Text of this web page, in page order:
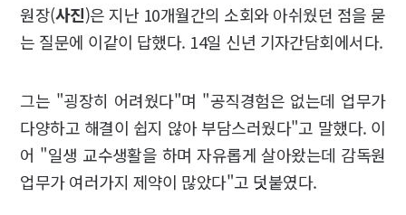
원장(사진)은 지난 10개월간의 소회와 아쉬웠던 점을 묻
는 질문에 이같이 답했다. 14일 신년 기자간담회에서다.
그는 "굉장히 어려웠다"며 "공직경험은 없는데 업무가
다양하고 해결이 쉽지 않아 부담스러웠다"고 말했다. 이
어 "일생 교수생활을 하며 자유롭게 살아왔는데 감독원
업무가 여러가지 제약이 많았다"고 덧붙였다.